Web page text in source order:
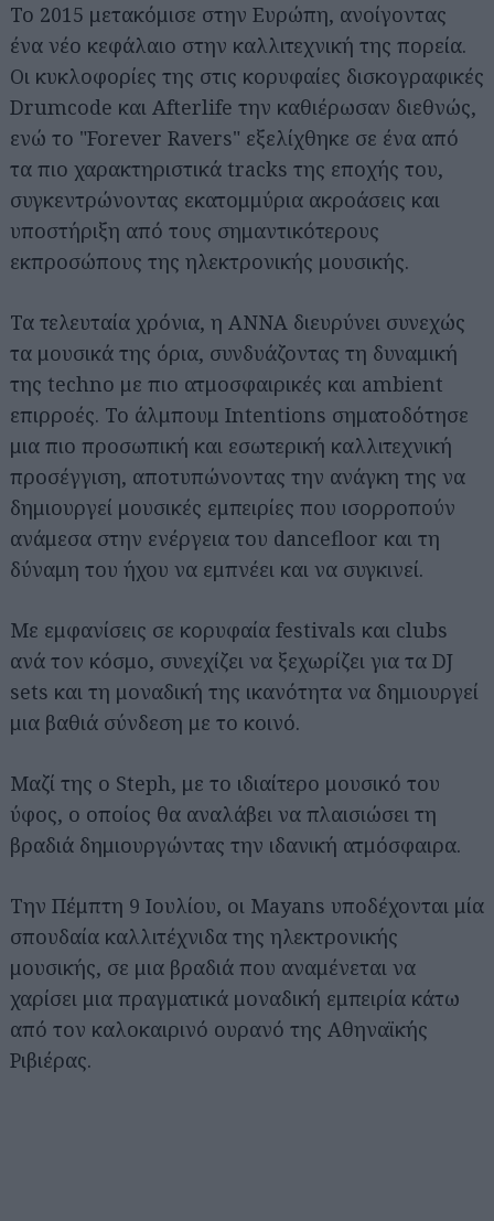
Το 2015 μετακόμισε στην Ευρώπη, ανοίγοντας
ένα νέο κεφάλαιο στην καλλιτεχνική της πορεία.
Οι κυκλοφορίες της στις κορυφαίες δισκογραφικές
Drumcode και Afterlife την καθιέρωσαν διεθνώς,
ενώ το "Forever Ravers" εξελίχθηκε σε ένα από
τα πιο χαρακτηριστικά tracks της εποχής του,
συγκεντρώνοντας εκατομμύρια ακροάσεις και
υποστήριξη από τους σημαντικότερους
εκπροσώπους της ηλεκτρονικής μουσικής.
Τα τελευταία χρόνια, η ANNA διευρύνει συνεχώς
τα μουσικά της όρια, συνδυάζοντας τη δυναμική
της techno με πιο ατμοσφαιρικές και ambient
επιρροές. Το άλμπουμ Intentions σηματοδότησε
μια πιο προσωπική και εσωτερική καλλιτεχνική
προσέγγιση, αποτυπώνοντας την ανάγκη της να
δημιουργεί μουσικές εμπειρίες που ισορροπούν
ανάμεσα στην ενέργεια του dancefloor και τη
δύναμη του ήχου να εμπνέει και να συγκινεί.
Με εμφανίσεις σε κορυφαία festivals και clubs
ανά τον κόσμο, συνεχίζει να ξεχωρίζει για τα DJ
sets και τη μοναδική της ικανότητα να δημιουργεί
μια βαθιά σύνδεση με το κοινό.
Μαζί της ο Steph, με το ιδιαίτερο μουσικό του
ύφος, ο οποίος θα αναλάβει να πλαισιώσει τη
βραδιά δημιουργώντας την ιδανική ατμόσφαιρα.
Την Πέμπτη 9 Ιουλίου, οι Mayans υποδέχονται μία
σπουδαία καλλιτέχνιδα της ηλεκτρονικής
μουσικής, σε μια βραδιά που αναμένεται να
χαρίσει μια πραγματικά μοναδική εμπειρία κάτω
από τον καλοκαιρινό ουρανό της Αθηναϊκής
Ριβιέρας.